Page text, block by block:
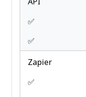
API
✅
✅
Zapier
✅